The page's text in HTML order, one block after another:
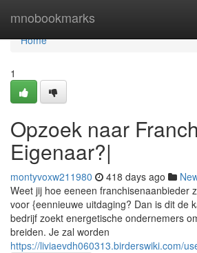
mnobookmarks
Home
Home
1
Opzoek naar
Eigenaar?|
montyvoxw211980 418 days ago
Weet jij hoe eeneen franchisenaanbieder
voor {eennieuwe uitdaging? Dan is dit de
bedrijf zoekt energetische ondernemers
breiden. Je zal worden
https://liviaevdh060313.birderswiki.com/